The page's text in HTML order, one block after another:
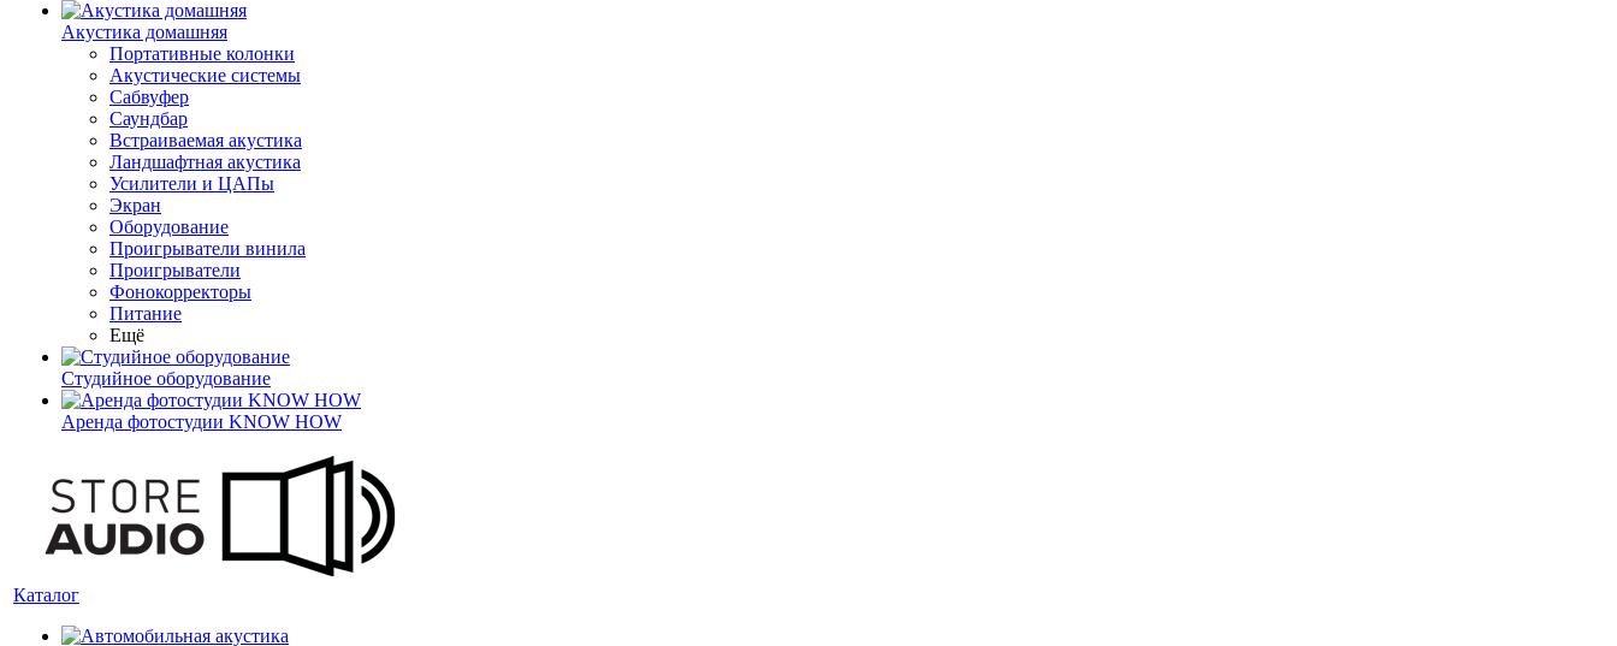
Акустика домашняя
Портативные колонки
Акустические системы
Сабвуфер
Саундбар
Встраиваемая акустика
Ландшафтная акустика
Усилители и ЦАПы
Экран
Оборудование
Проигрыватели винила
Проигрыватели
Фонокорректоры
Питание
Ещё
Студийное оборудование
Аренда фотостудии KNOW HOW
Каталог